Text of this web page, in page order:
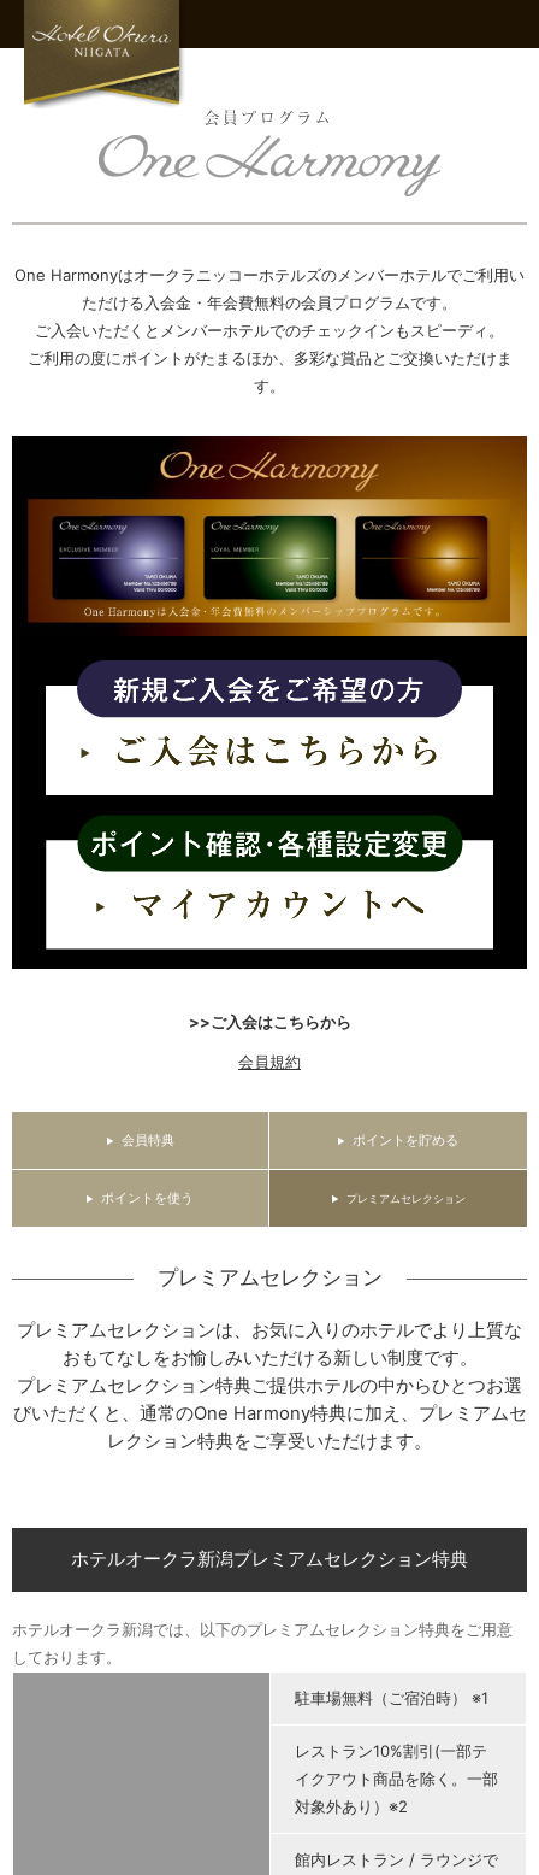
One Harmonyはオークラニッコーホテルズのメンバーホテルでご利用い
ただける入会金・年会費無料の会員プログラムです。
ご入会いただくとメンバーホテルでのチェックインもスピーディ。
ご利用の度にポイントがたまるほか、多彩な賞品とご交換いただけま
す。
>>ご入会はこちらから
会員規約
会員特典 ポイントを貯める
ポイントを使う プレミアムセレクション
プレミアムセレクション
プレミアムセレクションは、お気に入りのホテルでより上質な
おもてなしをお愉しみいただける新しい制度です。
プレミアムセレクション特典ご提供ホテルの中からひとつお選
びいただくと、通常のOne Harmony特典に加え、プレミアムセ
レクション特典をご享受いただけます。
ホテルオークラ新潟プレミアムセレクション特典
ホテルオークラ新潟では、以下のプレミアムセレクション特典をご用意
しております。
駐車場無料（ご宿泊時） ※1
レストラン10%割引(一部テ
イクアウト商品を除く。一部
対象外あり）※2
館内レストラン / ラウンジで